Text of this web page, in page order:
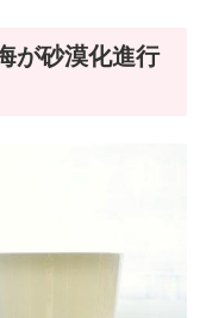
が砂漠化進行